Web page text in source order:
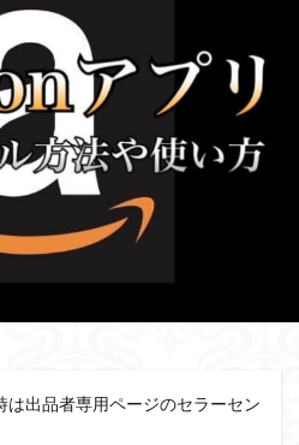
は出品者専用ページのセラーセン